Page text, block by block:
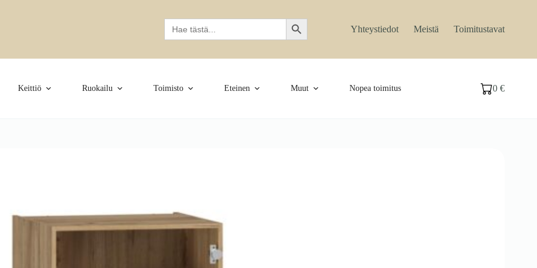
Search
for:
Search Button Yhteystiedot Meistä Toimitustavat
Keittiö Ruokailu Toimisto Eteinen Muut Nopea toimitus Ostoskori
0€